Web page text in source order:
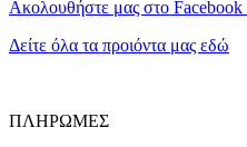
Ακολουθήστε μας στο Facebook
Δείτε όλα τα προιόντα μας εδώ
ΠΛΗΡΩΜΕΣ